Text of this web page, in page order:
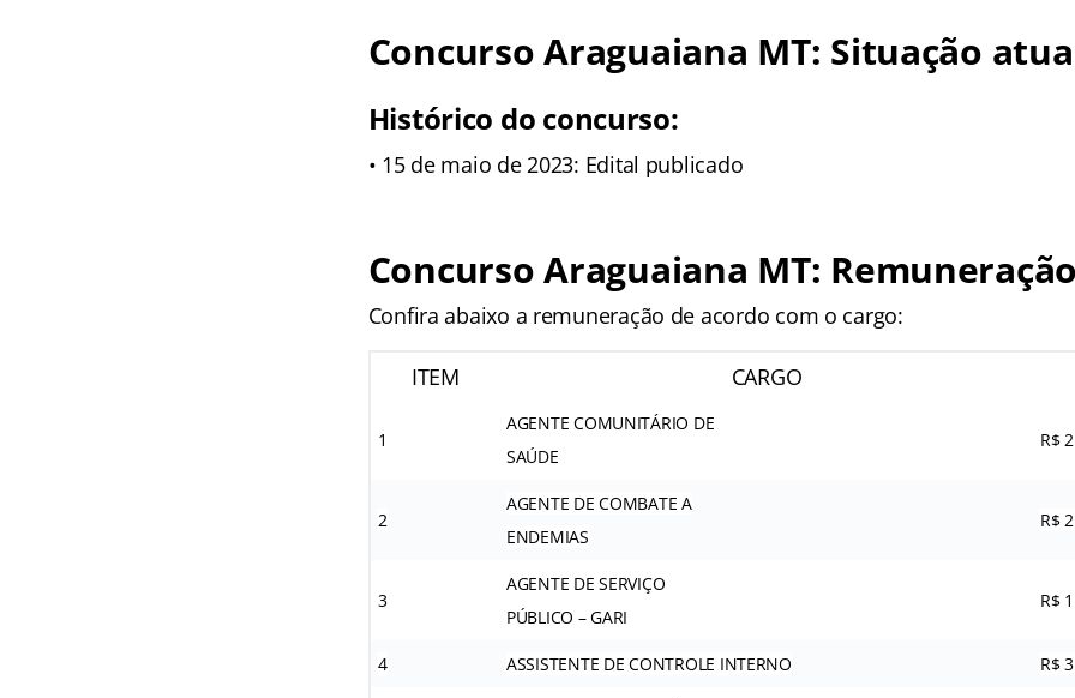
Concurso Araguaiana MT: Situação
Histórico do concurso:
• 15 de maio de 2023: Edital publicado
Concurso Araguaiana MT:
Confira abaixo a remuneração de acordo com o cargo:
ITEM CARGO
1
AGENTE COMUNITÁRIO DE
SAÚDE
R$
2
AGENTE DE COMBATE A
ENDEMIAS
R$
3
AGENTE DE SERVIÇO
PÚBLICO – GARI
R$
4 ASSISTENTE DE CONTROLE INTERNO R$